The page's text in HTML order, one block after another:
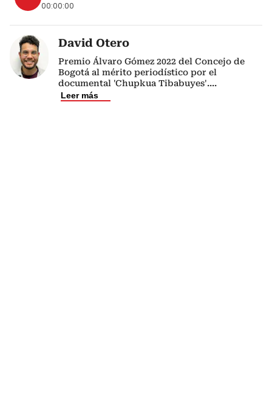
00:00:00
David Otero
Premio Álvaro Gómez 2022 del Concejo de
Bogotá al mérito periodístico por el
documental 'Chupkua Tibabuyes'....
Leer más